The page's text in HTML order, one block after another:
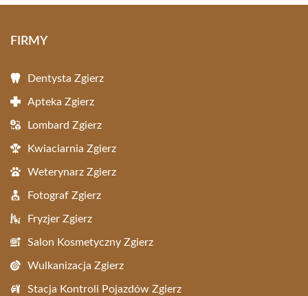
FIRMY
Dentysta Zgierz
Apteka Zgierz
Lombard Zgierz
Kwiaciarnia Zgierz
Weterynarz Zgierz
Fotograf Zgierz
Fryzjer Zgierz
Salon Kosmetyczny Zgierz
Wulkanizacja Zgierz
Stacja Kontroli Pojazdów Zgierz